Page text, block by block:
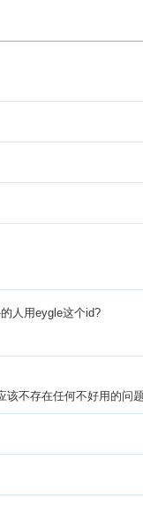
人用eygle这个id?
不存在任何不好用的问题